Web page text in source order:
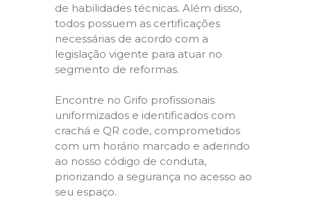
de habilidades técnicas. Além disso,
todos possuem as certificações
necessárias de acordo com a
legislação vigente para atuar no
segmento de reformas.
Encontre no Grifo profissionais
uniformizados e identificados com
crachá e QR code, comprometidos
com um horário marcado e aderindo
ao nosso código de conduta,
priorizando a segurança no acesso ao
seu espaço.